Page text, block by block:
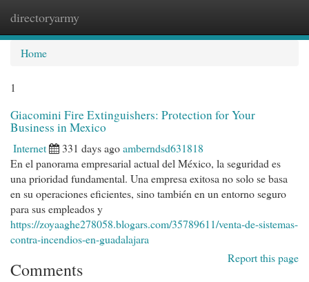
directoryarmy
Home
1
Giacomini Fire Extinguishers: Protection for Your
Business in Mexico
Internet 331 days agoamberndsd631818
En el panorama empresarial actual del México, la seguridad es
una prioridad fundamental. Una empresa exitosa no solo se basa
en su operaciones eficientes, sino también en un entorno seguro
para sus empleados y
https://zoyaaghe278058.blogars.com/35789611/venta-de-sistemas-
contra-incendios-en-guadalajara
Report this page
Comments